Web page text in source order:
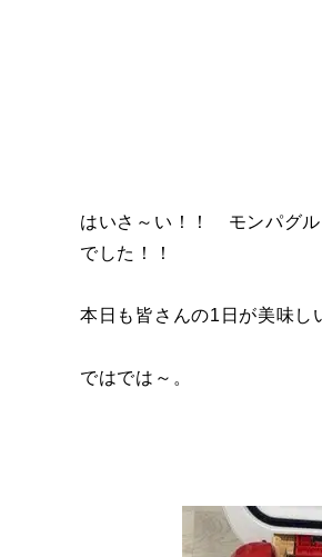
はいさ～い！！ モンパグル
でした！！
本日も皆さんの1日が美味し
ではでは～。